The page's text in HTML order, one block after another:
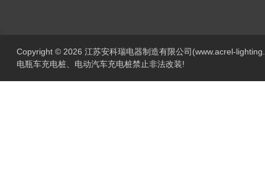
Copyright © 2026 江苏安科瑞电器制造有限公司(www.acrel-
电瓶车充电桩、电动汽车充电桩禁止非法改装!